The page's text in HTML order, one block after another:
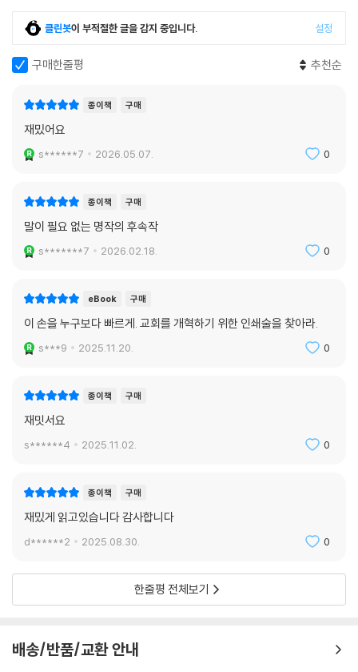
클린봇이 부적절한 글을 감지 중입니다. 설정
구매한줄평 추천순
종이책 구매
재밌어요
s******7 2026.05.07. 0
종이책 구매
말이 필요 없는 명작의 후속작
s*******7 2026.02.18. 0
eBook 구매
이 손을 누구보다 빠르게. 교회를 개혁하기 위한 인쇄술을 찾아라.
s***9 2025.11.20. 0
종이책 구매
재밋서요
s******4 2025.11.02. 0
종이책 구매
재밌게 읽고있습니다 감사합니다
d******2 2025.08.30. 0
한줄평 전체보기
배송/반품/교환 안내